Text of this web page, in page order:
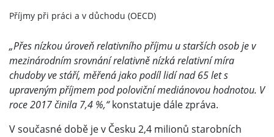
Příjmy při práci a v důchodu (OECD)
„Přes nízkou úroveň relativního příjmu u starších osob je v
mezinárodním srovnání relativně nízká relativní míra
chudoby ve stáří, měřená jako podíl lidí nad 65 let s
upraveným příjmem pod poloviční mediánovou hodnotou. V
roce 2017 činila 7,4 %,“konstatuje dále zpráva.
V současné době je v Česku 2,4 milionů starobních